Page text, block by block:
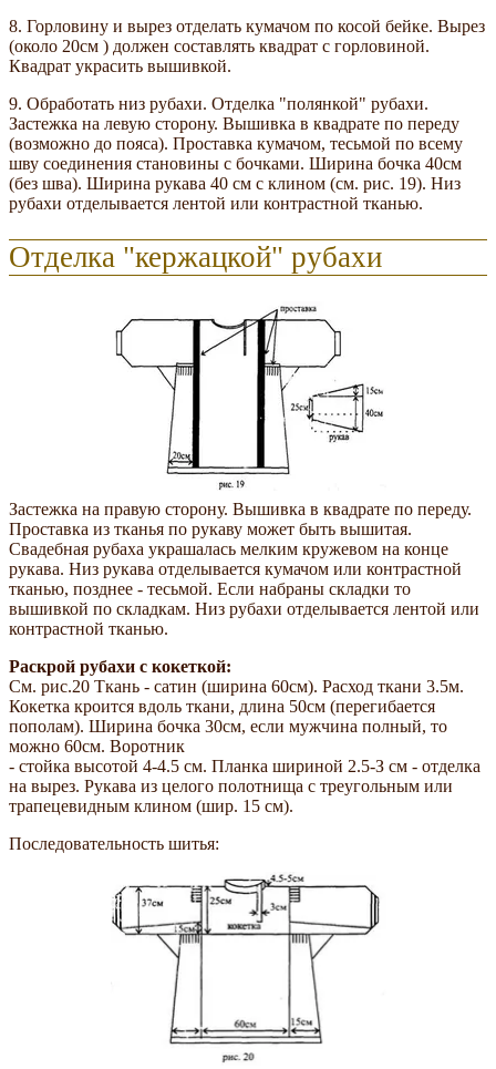
8. Горловину и вырез отделать кумачом по косой бейке. Вырез
(около 20см ) должен составлять квадрат с горловиной.
Квадрат украсить вышивкой.
9. Обработать низ рубахи. Отделка "полянкой" рубахи.
Застежка на левую сторону. Вышивка в квадрате по переду
(возможно до пояса). Проставка кумачом, тесьмой по всему
шву соединения становины с бочками. Ширина бочка 40см
(без шва). Ширина рукава 40 см с клином (см. рис. 19). Низ
рубахи отделывается лентой или контрастной тканью.
Отделка "кержацкой" рубахи
Застежка на правую сторону. Вышивка в квадрате по переду.
Проставка из тканья по рукаву может быть вышитая.
Свадебная рубаха украшалась мелким кружевом на конце
рукава. Низ рукава отделывается кумачом или контрастной
тканью, позднее - тесьмой. Если набраны складки то
вышивкой по складкам. Низ рубахи отделывается лентой или
контрастной тканью.
Раскрой рубахи с кокеткой:
См. рис.20 Ткань - сатин (ширина 60см). Расход ткани 3.5м.
Кокетка кроится вдоль ткани, длина 50см (перегибается
пополам). Ширина бочка 30см, если мужчина полный, то
можно 60см. Воротник
- стойка высотой 4-4.5 см. Планка шириной 2.5-З см - отделка
на вырез. Рукава из целого полотнища с треугольным или
трапецевидным клином (шир. 15 см).
Последовательность шитья: